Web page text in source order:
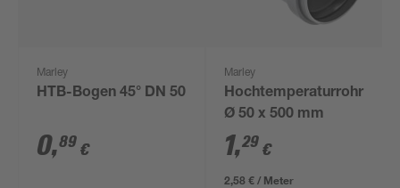
Marley
HTB-Bogen 45° DN 50
0,89 €
Marley
Hochtemperaturrohr
Ø 50 x 500 mm
1,29 €
2,58 € / Meter